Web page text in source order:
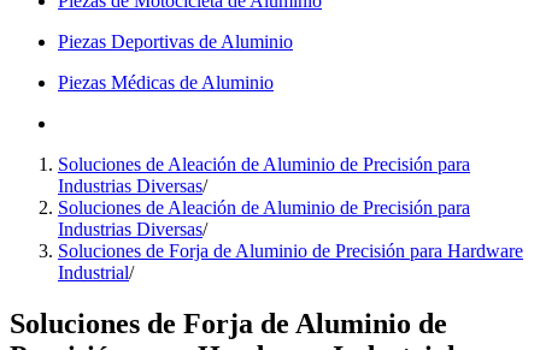
Piezas Deportivas de Aluminio
Piezas Médicas de Aluminio
Soluciones de Aleación de Aluminio de Precisión para
Industrias Diversas/
Soluciones de Aleación de Aluminio de Precisión para
Industrias Diversas/
Soluciones de Forja de Aluminio de Precisión para Hardware
Industrial/
Soluciones de Forja de Aluminio de